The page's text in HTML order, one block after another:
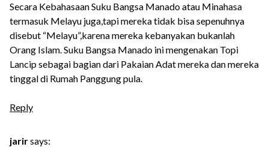
Secara Kebahasaan Suku Bangsa Manado atau Minahasa
termasuk Melayu juga,tapi mereka tidak bisa sepenuhnya
disebut “Melayu”,karena mereka kebanyakan bukanlah
Orang Islam. Suku Bangsa Manado ini mengenakan Topi
Lancip sebagai bagian dari Pakaian Adat mereka dan mereka
tinggal di Rumah Panggung pula.
Reply
jarirsays: